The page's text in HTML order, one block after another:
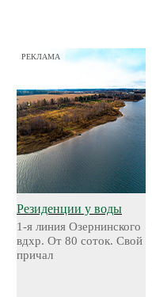
РЕКЛАМА
Резиденции у воды
1-я линия Озернинского
вдхр. От 80 соток. Свой
причал